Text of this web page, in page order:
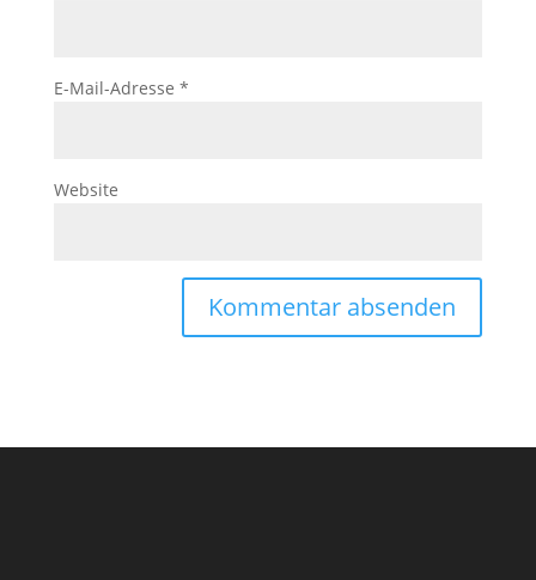
E-Mail-Adresse *
Website